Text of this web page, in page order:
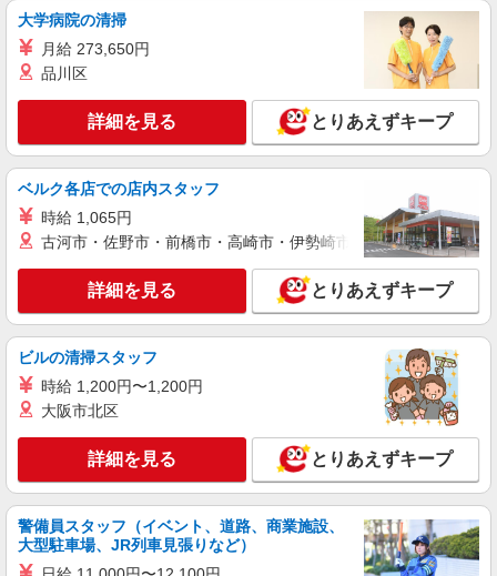
キープ 詳細を見る
職業紹介
株式会社kotrio /●SW-S-2097467
≪正社員≫昭島駅＊看護助手としてキャリアを
【正社員】月給240,000〜400,000円 ・基本
30,000円 ・役職手当：10,000〜70,000円 ・処遇改
善手当：20,000〜60,000円（勤続年数、保有資格
により変動） ・固定残業手当：20,000円（10時
手当として別途支給 ・夜勤手当：10,000円/1回
（上記給与とは別に支給） 下記資格をお持ちの方
歓迎 ・認知症介護基礎研修 ・初任者研修 ・実務
東京都昭島市
キープ 詳細を見る
職業紹介
株式会社kotrio /●SW-S-2098093
看護師さんのサポート担当＊未経験OK！きれ
いな病院で介助など＊
【正社員】月給240,000〜400,000円 ・基本
給：200,000円〜220,000円 ・資格手当：10,000〜
30,000円 ・役職手当：10,000〜70,000円 ・処遇改
善手当：20,000〜60,000円（勤続年数、保有資格
により変動） ・固定残業手当：20,000円（10時
東京都昭島市
大学病院の清掃
月給 273,650円
品川区
詳細を見る とりあえずキープ
ベルク各店での店内スタッフ
時給 1,065円
古河市・佐野市・前橋市・高崎市・伊勢崎市・太田市・館林市
詳細を見る とりあえずキープ
ビルの清掃スタッフ
時給 1,200円〜1,200円
大阪市北区
詳細を見る とりあえずキープ
警備員スタッフ（イベント、道路、商業施設、
大型駐車場、JR列車見張りなど）